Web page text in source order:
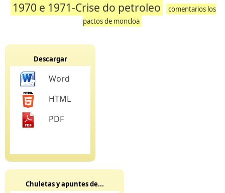
1970 e 1971-Crise do petroleo
comentarios los
pactos de moncloa
Descargar
Word
HTML
PDF
Chuletas y apuntes de...